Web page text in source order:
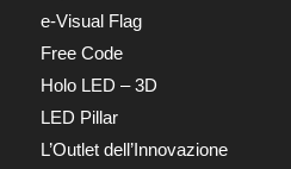
e-Visual Flag
Free Code
Holo LED – 3D
LED Pillar
L’Outlet dell’Innovazione